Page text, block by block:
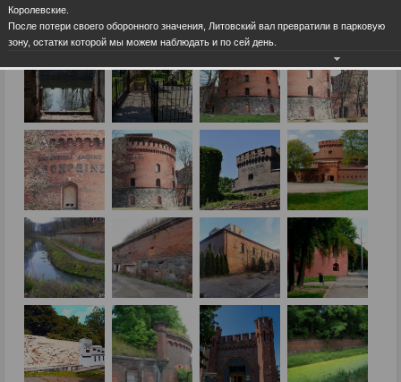
Королевские.
После потери своего оборонного значения, Литовский вал превратили в парковую
зону, остатки которой мы можем наблюдать и по сей день.